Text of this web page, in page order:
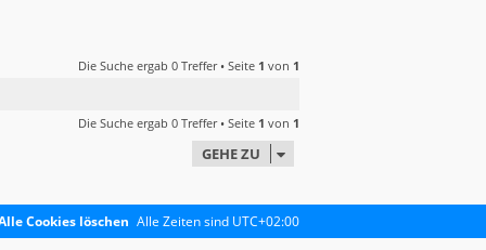
Die Suche ergab 0 Treffer • Seite 1 von 1
Die Suche ergab 0 Treffer • Seite 1 von 1
GEHE ZU
Alle Zeiten sind UTC+02:00
Cookies löschen